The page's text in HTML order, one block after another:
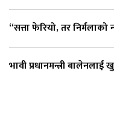
“सत्ता फेरियो, तर
भावी प्रधानमन्त्री बालेनलाई